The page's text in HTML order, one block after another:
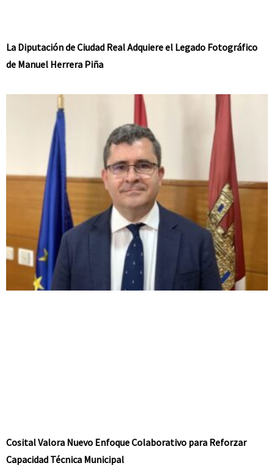
La Diputación de Ciudad Real Adquiere el Legado Fotográfico
de Manuel Herrera Piña
Cosital Valora Nuevo Enfoque Colaborativo para Reforzar
Capacidad Técnica Municipal